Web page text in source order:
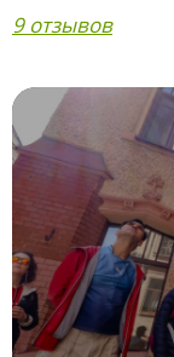
9 отзывов